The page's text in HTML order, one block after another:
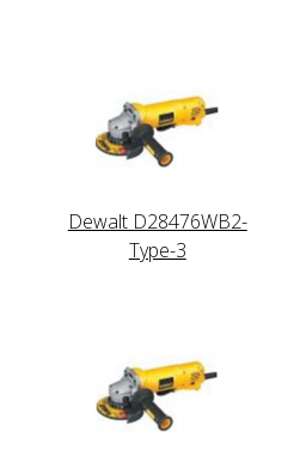
Dewalt D28476WB2-
Type-3